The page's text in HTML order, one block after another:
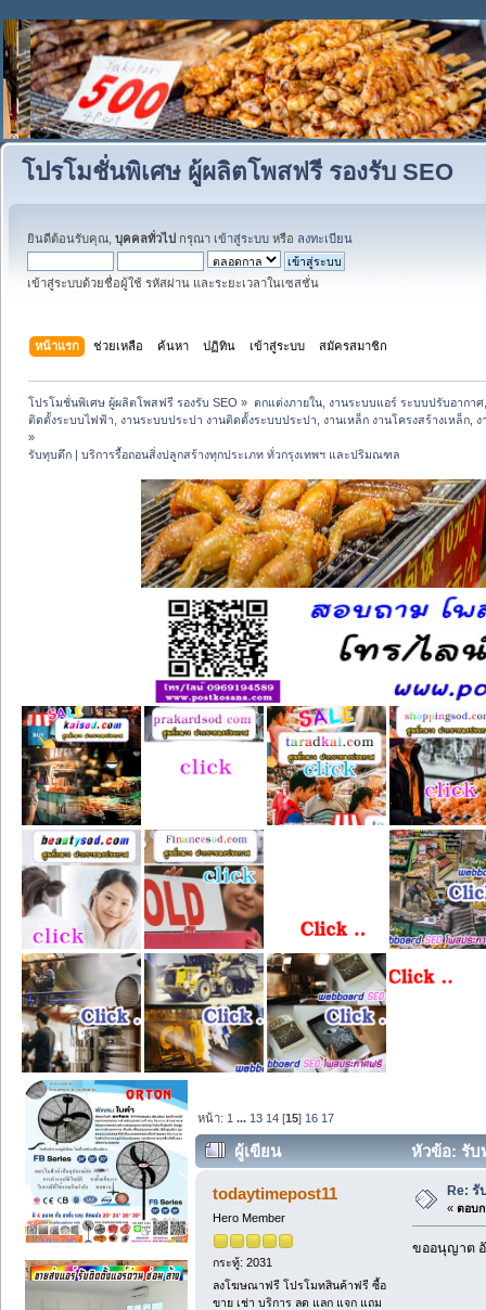
โปรโมชั่นพิเศษ ผู้ผลิตโพสฟรี รองรับ SEO
ยินดีต้อนรับคุณ, บุคคลทั่วไป กรุณา เข้าสู่ระบบ หรือ ลงทะเบียน
เข้าสู่ระบบด้วยชื่อผู้ใช้ รหัสผ่าน และระยะเวลาในเซสชั่น
หน้าแรก ช่วยเหลือ ค้นหา ปฏิทิน เข้าสู่ระบบ สมัครสมาชิก
โปรโมชั่นพิเศษ ผู้ผลิตโพสฟรี รองรับ SEO » ตกแต่งภายใน, งานระบบแอร์ ระบบปรับอากา
ติดตั้งระบบไฟฟ้า, งานระบบประปา งานติดตั้งระบบประปา, งานเหล็ก งานโครงสร้างเหล็ก
»
รับทุบตึก | บริการรื้อถอนสิ่งปลูกสร้างทุกประเภท ทั่วกรุงเทพฯ และปริมณฑล
หน้า: 1 ... 13 14 [15] 16 17
ผู้เขียน หัวข้อ: รับ
todaytimepost11
Hero Member
กระทู้: 2031
ลงโฆษณาฟรี โปรโมทสินค้าฟรี ซื้อ
ขาย เช่า บริการ ลด แลก แจก แถม
Re:
« ตอบก
ขออนุญาต